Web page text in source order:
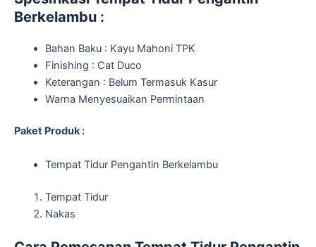
Berkelambu :
Bahan Baku : Kayu Mahoni TPK
Finishing : Cat Duco
Keterangan : Belum Termasuk Kasur
Warna Menyesuaikan Permintaan
Paket Produk :
Tempat Tidur Pengantin Berkelambu
Tempat Tidur
Nakas